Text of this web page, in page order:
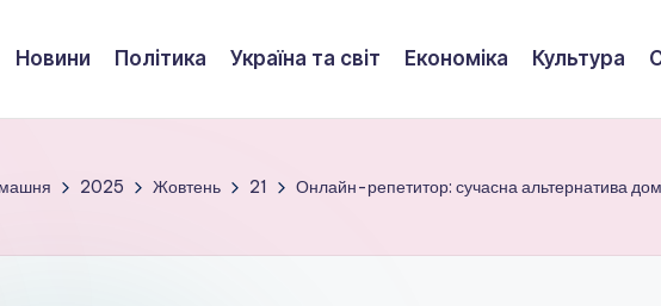
Новини Політика Україна та світ Економіка Культура
2025 Жовтень 21 Онлайн-репетитор: сучасна альтернатива